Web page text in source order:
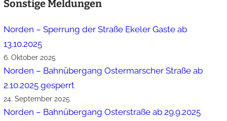
Sonstige Meldungen
Norden – Sperrung der Straße Ekeler Gaste ab
13.10.2025
6. Oktober 2025
Norden – Bahnübergang Ostermarscher Straße ab
2.10.2025 gesperrt
24. September 2025
Norden – Bahnübergang Osterstraße ab 29.9.2025